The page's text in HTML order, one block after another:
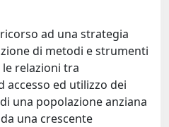
ad una strategia
di metodi e strumenti
relazioni tra
accesso ed utilizzo dei
una popolazione anziana
una crescente